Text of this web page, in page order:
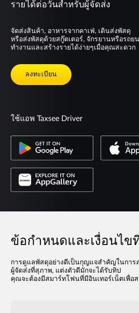
รายได้ต่อวันสำหรับผู้จัดส่ง
จัดส่งสินค้า, อาหารจากคาเฟ่, เดินส่งพัสดุ
หรือส่งพัสดุด้วยสกู๊ตเตอร์, จักรยานหรือรถย
ทำงานและสร้างรายได้ง่ายๆเมื่อคุณสะดวก
ลงทะเบียน
ใช้แอพ Taxsee Driver
ข้อกำหนดและเงื่อนไข
การดูแลพัสดุอย่างดีเป็นกุญแจสำคัญในการ
ผู้จัดส่งที่สุภาพ, แต่งตัวดีมักจะได้รับทิป
คุณจะต้องมีสมาร์ทโฟนที่มีอินเทอร์เน็ตเพื่อส